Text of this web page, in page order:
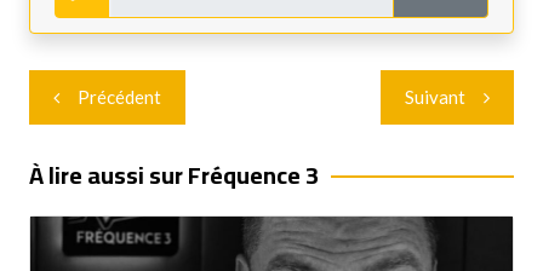
Navigation
de
l’article
Précédent Suivant
À lire aussi sur Fréquence 3